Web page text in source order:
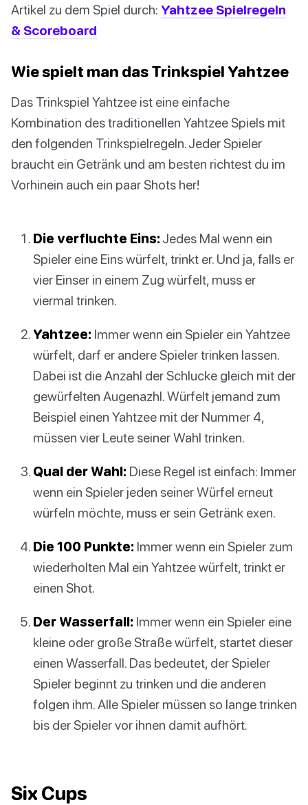
Artikel zu dem Spiel durch: Yahtzee Spielregeln
& Scoreboard
Wie spielt man das Trinkspiel Yahtzee
Das Trinkspiel Yahtzee ist eine einfache
Kombination des traditionellen Yahtzee Spiels mit
den folgenden Trinkspielregeln. Jeder Spieler
braucht ein Getränk und am besten richtest du im
Vorhinein auch ein paar Shots her!
Die verfluchte Eins: Jedes Mal wenn ein
Spieler eine Eins würfelt, trinkt er. Und ja, falls er
vier Einser in einem Zug würfelt, muss er
viermal trinken.
Yahtzee: Immer wenn ein Spieler ein Yahtzee
würfelt, darf er andere Spieler trinken lassen.
Dabei ist die Anzahl der Schlucke gleich mit der
gewürfelten Augenazhl. Würfelt jemand zum
Beispiel einen Yahtzee mit der Nummer 4,
müssen vier Leute seiner Wahl trinken.
Qual der Wahl: Diese Regel ist einfach: Immer
wenn ein Spieler jeden seiner Würfel erneut
würfeln möchte, muss er sein Getränk exen.
Die 100 Punkte: Immer wenn ein Spieler zum
wiederholten Mal ein Yahtzee würfelt, trinkt er
einen Shot.
Der Wasserfall: Immer wenn ein Spieler eine
kleine oder große Straße würfelt, startet dieser
einen Wasserfall. Das bedeutet, der Spieler
Spieler beginnt zu trinken und die anderen
folgen ihm. Alle Spieler müssen so lange trinken
bis der Spieler vor ihnen damit aufhört.
Six Cups